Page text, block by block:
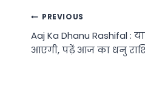
Post
navigation
PREVIOUS
Aaj Ka Dhanu Rashifal :
आएगी, पढ़ें आज का धनु